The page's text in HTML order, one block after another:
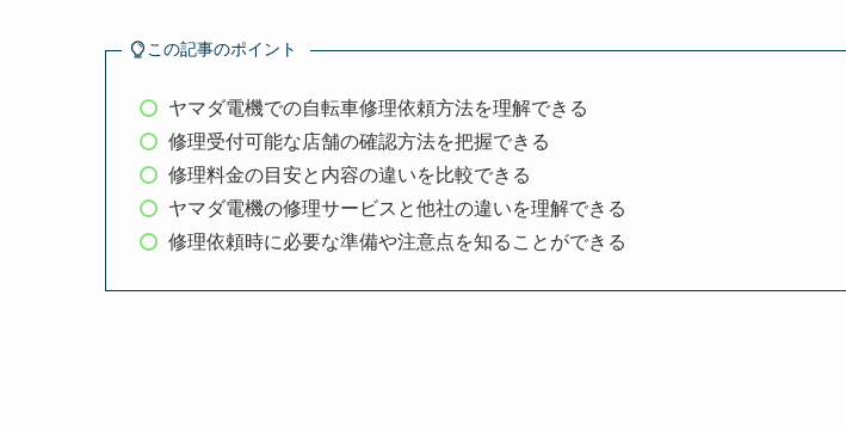
この記事のポイント
ヤマダ電機での自転車修理依頼方法を理解できる
修理受付可能な店舗の確認方法を把握できる
修理料金の目安と内容の違いを比較できる
ヤマダ電機の修理サービスと他社の違いを理解できる
修理依頼時に必要な準備や注意点を知ることができる